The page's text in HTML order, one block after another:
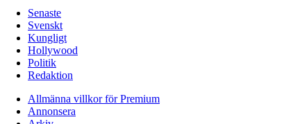
Senaste
Svenskt
Kungligt
Hollywood
Politik
Redaktion
Allmänna villkor för Premium
Annonsera